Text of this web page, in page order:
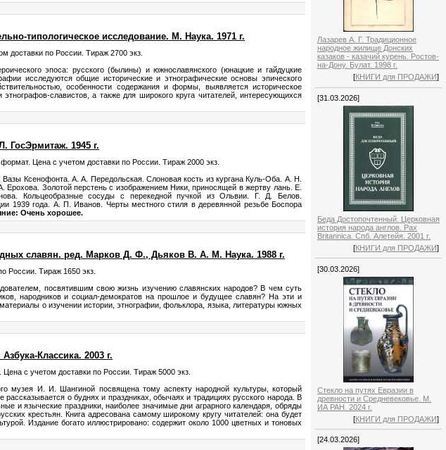
типологическое исследование. М. Наука. 1971 г.
доставки по России. Тираж 2700 экз.
эпоса: русского (былины) и южнославянского (юнацкие и гайдуцкие
исследуются общие исторические и этнографические основы эпического
особенности содержания и формы, выявляется историческое
славистов, а также для широкого круга читателей, интересующихся
ГосЭрмитаж. 1945 г.
Цена с учетом доставки по России. Тираж 2000 экз.
Ксенофонта. А. А. Передольская. Слоновая кость из кургана Куль-Оба. А. Н.
Золотой перстень с изображением Ники, приносящей в жертву лань. Е.
Кольцеобразные сосуды с перекедной пучкой из Ольвии. Г. Д. Белов.
1939 года. А. П. Иванов. Черты местного стиля в деревянной резьбе Боспора
Очень хорошее.
славян. ред. Марков Д. Ф., Дьяков В. А. М. Наука. 1988 г.
России. Тираж 1650 экз.
посвятившим свою жизнь изучению славянских народов? В чем суть
народников и социал-демократов на прошлое и будущее славян? На эти и
о изучении истории, этнографии, фольклора, языка, литературы южных
Классика. 2003 г.
с учетом доставки по России. Тираж 5000 экз.
музея И. И. Шангиной посвящена тому аспекту народной культуры, который
о буднях и праздниках, обычаях и традициях русского народа. В
и языческие праздники, наиболее значимые дни аграрного календаря, обряды
крестьян. Книга адресована самому широкому кругу читателей: она будет
Издание богато иллюстрировано: содержит около 1000 цветных и тоновых
Лазарев А. Г. Традиционное
народное жилище Донских
казаков - казачий курень. Ростов-
на-Дону. Булат. 1998 г.
[КНИГИ для ПРОДАЖИ]
[31.03.2026]
Беда Достопочтенный. Церковная
история народа англов. Pax
Britannica. Спб. Алетейя. 2001 г.
[КНИГИ для ПРОДАЖИ]
[30.03.2026]
Стекло на путях Евразии в
древности и Средневековье. М.
ИА РАН. 2024 г.
[КНИГИ для ПРОДАЖИ]
[24.03.2026]